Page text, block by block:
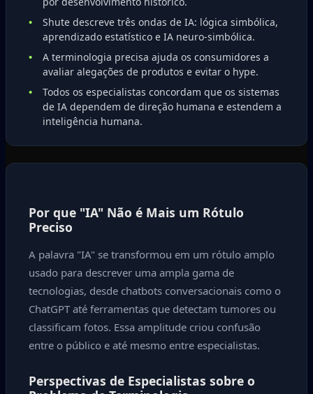
Shute descreve três ondas de IA: lógica simbólica,
aprendizado estatístico e IA neuro-simbólica.
A terminologia precisa ajuda os consumidores a
avaliar alegações de produtos e evitar o hype.
Todos os especialistas concordam que os sistemas
de IA dependem de direção humana e estendem a
inteligência humana.
Por que "IA" Não é Mais um Rótulo
Preciso
A palavra "IA" se transformou em um rótulo amplo
usado para descrever uma ampla gama de
tecnologias, desde chatbots conversacionais como o
ChatGPT até ferramentas que detectam tumores ou
classificam fotos. Essa amplitude criou confusão
entre o público e até mesmo entre especialistas.
Perspectivas de Especialistas sobre o